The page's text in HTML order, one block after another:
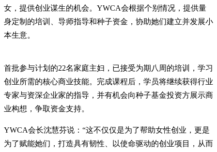
女，提供创业谋生的机会。YWCA会根据个别情况，提供量
身定制的培训、导师指导和种子资金，协助她们建立并发展小
本生意。
首批参与计划的22名家庭主妇，已接受为期八周的培训，学习
创业所需的核心商业技能。完成课程后，学员将继续获得行业
专家与资深企业家的指导，并有机会向种子基金投资方展示商
业构想，争取资金支持。
YWCA会长沈慧芬说：“这不仅仅是为了帮助女性创业，更是
为了赋能她们，打造具有韧性、以使命驱动的创业项目，从而